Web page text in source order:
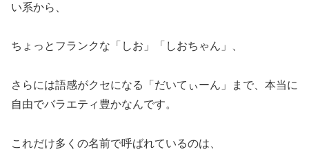
い系から、
ちょっとフランクな「しお」「しおちゃん」、
さらには語感がクセになる「だいてぃーん」まで、本当に
自由でバラエティ豊かなんです。
これだけ多くの名前で呼ばれているのは、